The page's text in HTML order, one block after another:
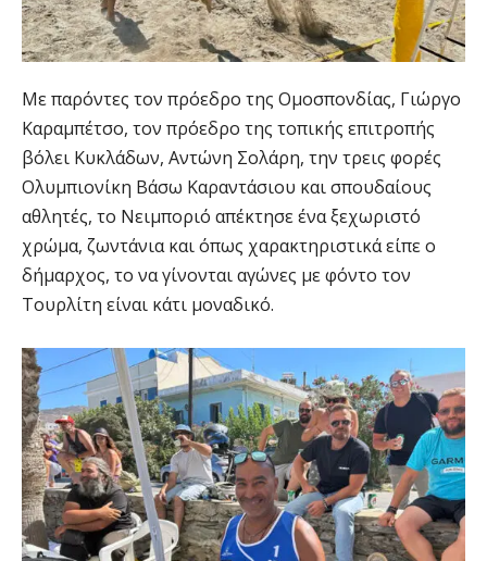
Με παρόντες τον πρόεδρο της Ομοσπονδίας, Γιώργο
Καραμπέτσο, τον πρόεδρο της τοπικής επιτροπής
βόλει Κυκλάδων, Αντώνη Σολάρη, την τρεις φορές
Ολυμπιονίκη Βάσω Καραντάσιου και σπουδαίους
αθλητές, το Νειμποριό απέκτησε ένα ξεχωριστό
χρώμα, ζωντάνια και όπως χαρακτηριστικά είπε ο
δήμαρχος, το να γίνονται αγώνες με φόντο τον
Τουρλίτη είναι κάτι μοναδικό.